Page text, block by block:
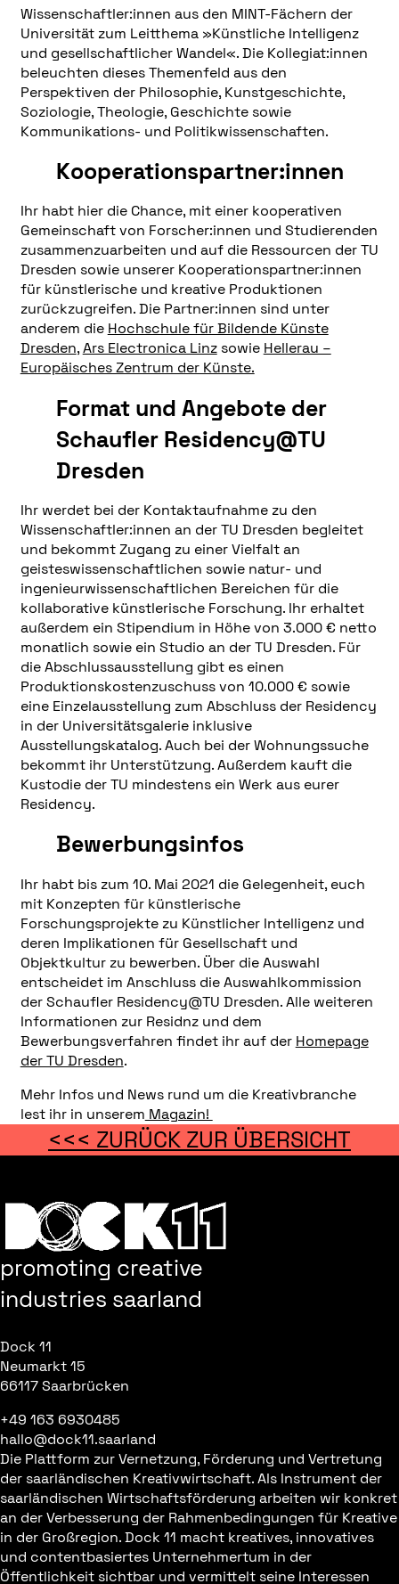
Wissenschaftler:innen aus den MINT-Fächern der
Universität zum Leitthema »Künstliche Intelligenz
und gesellschaftlicher Wandel«. Die Kollegiat:innen
beleuchten dieses Themenfeld aus den
Perspektiven der Philosophie, Kunstgeschichte,
Soziologie, Theologie, Geschichte sowie
Kommunikations- und Politikwissenschaften.
Kooperationspartner:innen
Ihr habt hier die Chance, mit einer kooperativen
Gemeinschaft von Forscher:innen und Studierenden
zusammenzuarbeiten und auf die Ressourcen der TU
Dresden sowie unserer Kooperationspartner:innen
für künstlerische und kreative Produktionen
zurückzugreifen. Die Partner:innen sind unter
anderem die Hochschule für Bildende Künste
Dresden,Ars Electronica Linzsowie Hellerau –
Europäisches Zentrum der Künste.
Format und Angebote der
Schaufler Residency@TU
Dresden
Ihr werdet bei der Kontaktaufnahme zu den
Wissenschaftler:innen an der TU Dresden begleitet
und bekommt Zugang zu einer Vielfalt an
geisteswissenschaftlichen sowie natur- und
ingenieurwissenschaftlichen Bereichen für die
kollaborative künstlerische Forschung. Ihr erhaltet
außerdem ein Stipendium in Höhe von 3.000 € netto
monatlich sowie ein Studio an der TU Dresden. Für
die Abschlussausstellung gibt es einen
Produktionskostenzuschuss von 10.000 € sowie
eine Einzelausstellung zum Abschluss der Residency
in der Universitätsgalerie inklusive
Ausstellungskatalog. Auch bei der Wohnungssuche
bekommt ihr Unterstützung. Außerdem kauft die
Kustodie der TU mindestens ein Werk aus eurer
Residency.
Bewerbungsinfos
Ihr habt bis zum 10. Mai 2021 die Gelegenheit, euch
mit Konzepten für künstlerische
Forschungsprojekte zu Künstlicher Intelligenz und
deren Implikationen für Gesellschaft und
Objektkultur zu bewerben. Über die Auswahl
entscheidet im Anschluss die Auswahlkommission
der Schaufler Residency@TU Dresden. Alle weiteren
Informationen zur Residnz und dem
Bewerbungsverfahren findet ihr auf der Homepage
der TU Dresden.
Mehr Infos und News rund um die Kreativbranche
lest ihr in unserem Magazin!
<<< ZURÜCK ZUR ÜBERSICHT
promoting creative
industries saarland
Dock 11
Neumarkt 15
66117 Saarbrücken
+49 163 6930485
hallo@dock11.saarland
Die Plattform zur Vernetzung, Förderung und Vertretung
der saarländischen Kreativwirtschaft. Als Instrument der
saarländischen Wirtschaftsförderung arbeiten wir konkret
an der Verbesserung der Rahmenbedingungen für Kreative
in der Großregion. Dock 11 macht kreatives, innovatives
und contentbasiertes Unternehmertum in der
Öffentlichkeit sichtbar und vermittelt seine Interessen